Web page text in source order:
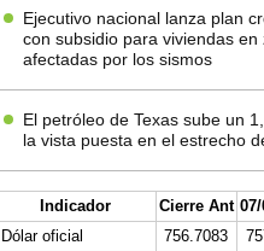
Ejecutivo nacional lanza plan
con subsidio para viviendas en
afectadas por los sismos
El petróleo de Texas sube un
la vista puesta en el estrecho
Indicador Cierre Ant
Dólar oficial
756.7083